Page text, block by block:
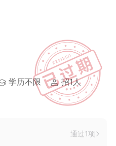
学历不限 招1人
通过1项